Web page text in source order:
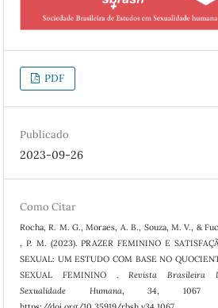
PDF
Publicado
2023-09-26
Como Citar
Rocha, R. M. G., Moraes, A. B., Souza, M. V., &
, P. M. (2023). PRAZER FEMININO E
SEXUAL: UM ESTUDO COM BASE NO
SEXUAL FEMININO .Revista Brasileira
Sexualidade Humana,34, 1067